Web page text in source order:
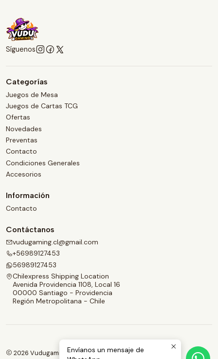
Síguenos
Categorías
Juegos de Mesa
Juegos de Cartas TCG
Ofertas
Novedades
Preventas
Contacto
Condiciones Generales
Accesorios
Información
Contacto
Contáctanos
vudugaming.cl@gmail.com
+56989127453
56989127453
Chilexpress Shipping Location
Avenida Providencia 1108, Local 16
00000 Santiago - Providencia
Región Metropolitana - Chile
2026 Vudugaming.Envíanos un mensaje de